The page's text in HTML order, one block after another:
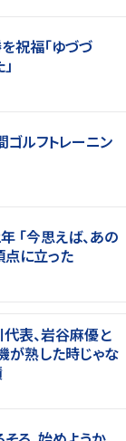
祝福「ゆづづ
ルフトレーニン
「今思えば、あの
点に立った
代表、岩谷麻優と
機が熟した時じゃな